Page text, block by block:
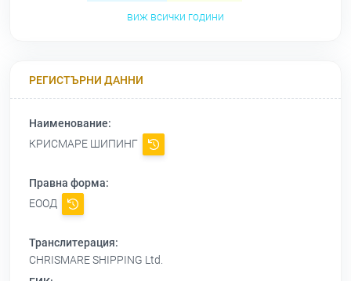
виж всички години
РЕГИСТЪРНИ ДАННИ
Наименование:
КРИСМАРЕ ШИПИНГ
Правна форма:
ЕООД
Транслитерация:
CHRISMARE SHIPPING Ltd.